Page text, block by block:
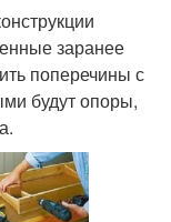
заранее
поперечины с
будут опоры,